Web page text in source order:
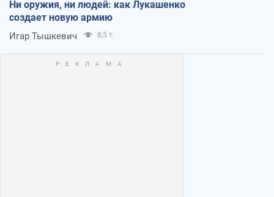
Ни оружия, ни людей: как Лукашенко
создает новую армию
Игар Тышкевич 8,5 т.